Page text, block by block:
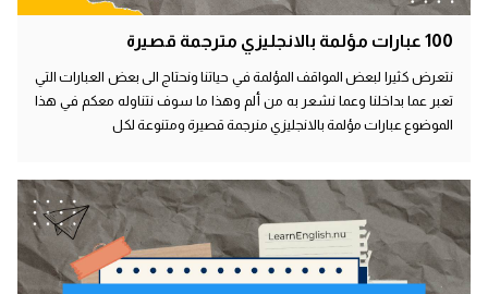
100 عبارات مؤلمة بالانجليزي مترجمة قصيرة
نتعرض كثيرا لبعض المواقف المؤلمة في حياتنا ونحتاج الى بعض العبارات التي
تعبر عما بداخلنا وعما نشعر به من ألم وهذا ما سوف نتناوله معكم في هذا
الموضوع عبارات مؤلمة بالانجليزي منرجمة قصيرة ومتنوعة لكل